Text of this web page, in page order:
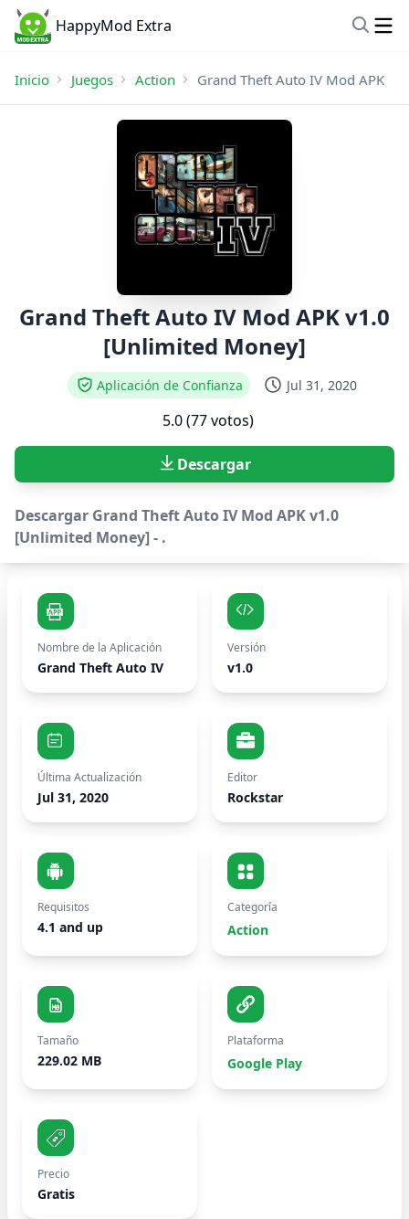
HappyMod Extra
Inicio Juegos Action Grand Theft Auto IV Mod APK
Grand Theft Auto IV Mod APK v1.0
[Unlimited Money]
Aplicación de Confianza Jul 31, 2020
5.0 (77 votos)
Descargar
Descargar Grand Theft Auto IV Mod APK v1.0
[Unlimited Money] - .
Nombre de la Aplicación
Grand Theft Auto IV
Versión
v1.0
Última Actualización
Jul 31, 2020
Editor
Rockstar
Requisitos
4.1 and up
Categoría
Action
Tamaño
229.02 MB
Plataforma
Google Play
Precio
Gratis